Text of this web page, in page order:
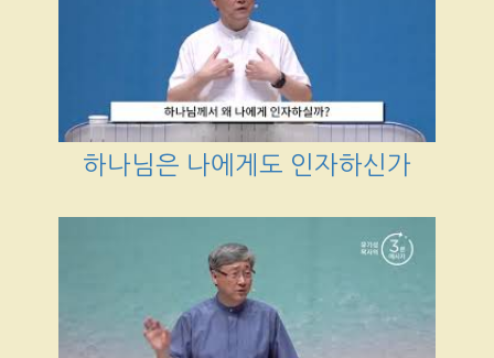
하나님은 나에게도 인자하신가